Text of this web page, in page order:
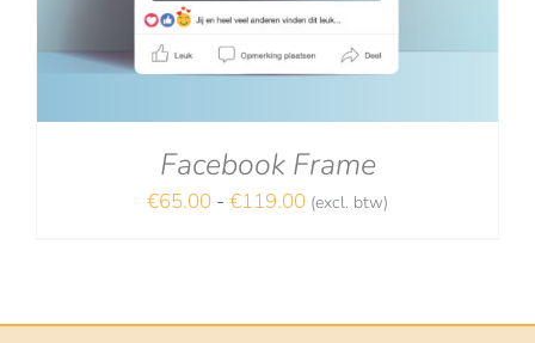
Facebook Frame
€65.00 - €119.00Prijsklasse:
(excl. btw)